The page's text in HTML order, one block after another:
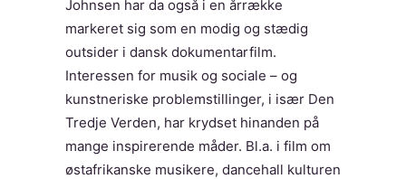
Johnsen har da også i en årrække
markeret sig som en modig og stædig
outsider i dansk dokumentarfilm.
Interessen for musik og sociale – og
kunstneriske problemstillinger, i især Den
Tredje Verden, har krydset hinanden på
mange inspirerende måder. Bl.a. i film om
østafrikanske musikere, dancehall kulturen